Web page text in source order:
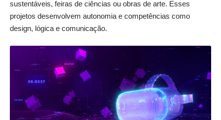
sustentáveis, feiras de ciências ou obras de arte. Esses
projetos desenvolvem autonomia e competências como
design, lógica e comunicação.